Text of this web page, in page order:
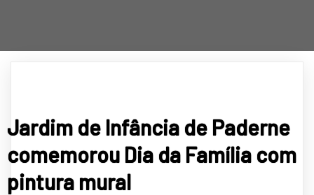
Jardim de Infância de Paderne
comemorou Dia da Família com
pintura mural